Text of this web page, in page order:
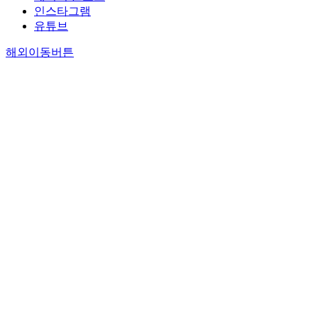
인스타그램
유튜브
해외이동버튼